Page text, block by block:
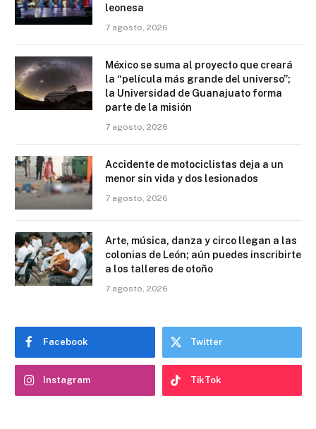
leonesa
7 agosto, 2026
México se suma al proyecto que creará
la “película más grande del universo”;
la Universidad de Guanajuato forma
parte de la misión
7 agosto, 2026
Accidente de motociclistas deja a un
menor sin vida y dos lesionados
7 agosto, 2026
Arte, música, danza y circo llegan a las
colonias de León; aún puedes inscribirte
a los talleres de otoño
7 agosto, 2026
Facebook Twitter
Instagram TikTok